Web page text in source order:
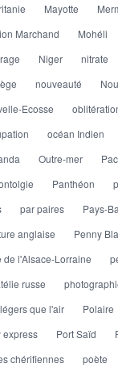
Mayotte
Marchand
Mohéli
Niger nitrate
nouveauté
Ecosse
océan Indien
Outre-mer
Panthéon
par paires Pays-
anglaise
Penny
de l'Alsace-Lorraine
russe
que l'air
Polaire
express
Port Saïd
chérifiennes
poète